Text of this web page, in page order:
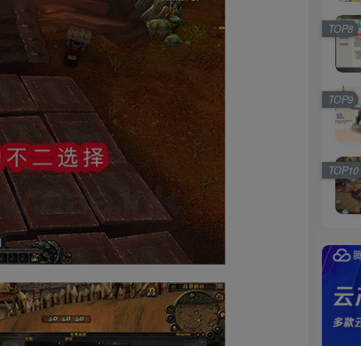
TOP8
TOP9
TOP10